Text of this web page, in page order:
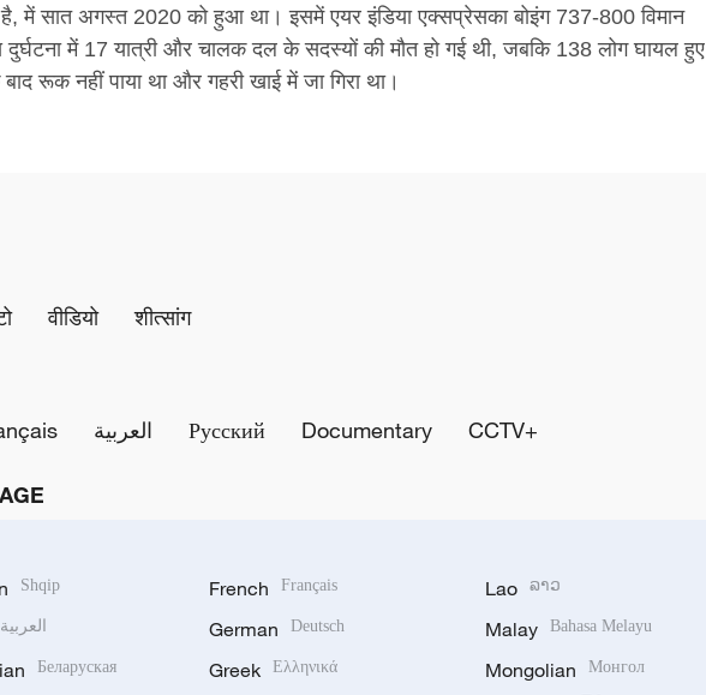
में सात अगस्त 2020 को हुआ था। इसमें एयर इंडिया एक्सप्रेसका बोइंग 737-800 विमान
दुर्घटना में 17 यात्री और चालक दल के सदस्यों की मौत हो गई थी, जबकि 138 लोग घायल हुए
रूक नहीं पाया था और गहरी खाई में जा गिरा था।
वीडियो शीत्सांग
العربية Русский Documentary CCTV+
Shqip
العربية
Беларуская
French Français
German Deutsch
Greek Ελληνικά
Lao ລາວ
Malay Bahasa Melayu
Mongolian Монгол